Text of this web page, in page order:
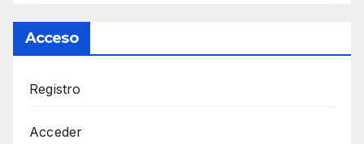
Acceso
Registro
Acceder